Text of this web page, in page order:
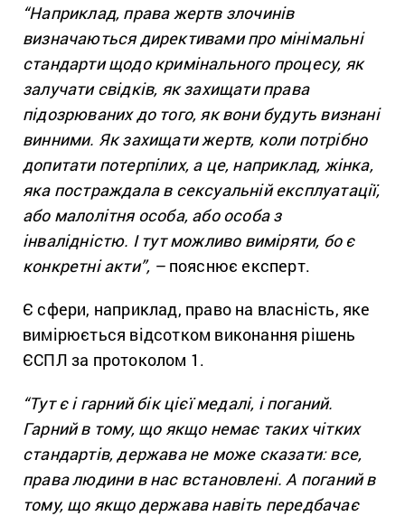
“Наприклад, права жертв злочинів
визначаються директивами про мінімальні
стандарти щодо кримінального процесу, як
залучати свідків, як захищати права
підозрюваних до того, як вони будуть визнані
винними. Як захищати жертв, коли потрібно
допитати потерпілих, а це, наприклад, жінка,
яка постраждала в сексуальній експлуатації,
або малолітня особа, або особа з
інвалідністю. І тут можливо виміряти, бо є
конкретні акти”, –пояснює експерт.
Є сфери, наприклад, право на власність, яке
вимірюється відсотком виконання рішень
ЄСПЛ за протоколом 1.
“Тут є і гарний бік цієї медалі, і поганий.
Гарний в тому, що якщо немає таких чітких
стандартів, держава не може сказати: все,
права людини в нас встановлені. А поганий в
тому, що якщо держава навіть передбачає